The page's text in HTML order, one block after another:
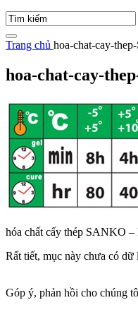
Trang chủ hoa-chat-cay-
hoa-chat-cay-
hóa chất cấy thép SANKO –
Rất tiết, mục này chưa có dữ
Góp ý, phản hồi cho chúng